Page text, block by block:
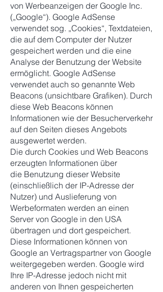
von Werbeanzeigen der Google Inc.
(„Google“). Google AdSense
verwendet sog. „Cookies“, Textdateien,
die auf dem Computer der Nutzer
gespeichert werden und die eine
Analyse der Benutzung der Website
ermöglicht. Google AdSense
verwendet auch so genannte Web
Beacons (unsichtbare Grafiken). Durch
diese Web Beacons können
Informationen wie der Besucherverkehr
auf den Seiten dieses Angebots
ausgewertet werden.
Die durch Cookies und Web Beacons
erzeugten Informationen über
die Benutzung dieser Website
(einschließlich der IP-Adresse der
Nutzer) und Auslieferung von
Werbeformaten werden an einen
Server von Google in den USA
übertragen und dort gespeichert.
Diese Informationen können von
Google an Vertragspartner von Google
weitergegeben werden. Google wird
Ihre IP-Adresse jedoch nicht mit
anderen von Ihnen gespeicherten